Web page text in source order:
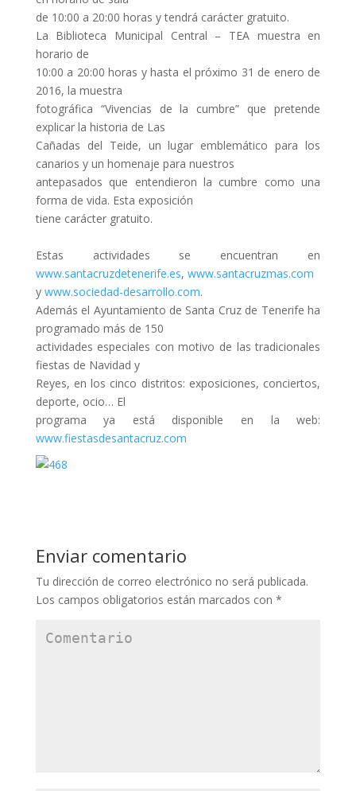
de 10:00 a 20:00 horas y tendrá carácter gratuito.
La Biblioteca Municipal Central – TEA muestra en
horario de
10:00 a 20:00 horas y hasta el próximo 31 de enero de
2016, la muestra
fotográfica “Vivencias de la cumbre” que pretende
explicar la historia de Las
Cañadas del Teide, un lugar emblemático para los
canarios y un homenaje para nuestros
antepasados que entendieron la cumbre como una
forma de vida. Esta exposición
tiene carácter gratuito.
Estas actividades se encuentran en
www.santacruzdetenerife.es, www.santacruzmas.com
y www.sociedad-desarrollo.com.
Además el Ayuntamiento de Santa Cruz de Tenerife ha
programado más de 150
actividades especiales con motivo de las tradicionales
fiestas de Navidad y
Reyes, en los cinco distritos: exposiciones, conciertos,
deporte, ocio… El
programa ya está disponible en la web:
www.fiestasdesantacruz.com
Enviar comentario
Tu dirección de correo electrónico no será publicada.
Los campos obligatorios están marcados con *